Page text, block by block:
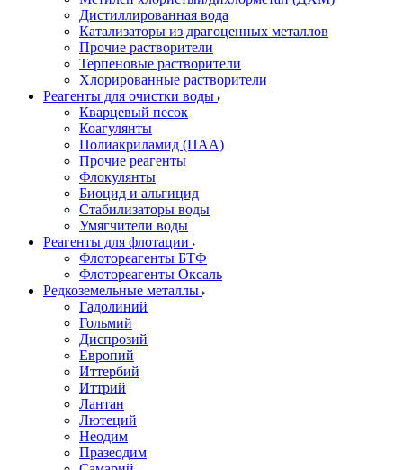
Дистиллированная вода
Катализаторы из драгоценных металлов
Прочие растворители
Терпеновые растворители
Хлорированные растворители
Реагенты для очистки воды
Кварцевый песок
Коагулянты
Полиакриламид (ПАА)
Прочие реагенты
Флокулянты
Биоцид и альгицид
Стабилизаторы воды
Умягчители воды
Реагенты для флотации
Флотореагенты БТФ
Флотореагенты Оксаль
Редкоземельные металлы
Гадолиний
Гольмий
Диспрозий
Европий
Иттербий
Иттрий
Лантан
Лютеций
Неодим
Празеодим